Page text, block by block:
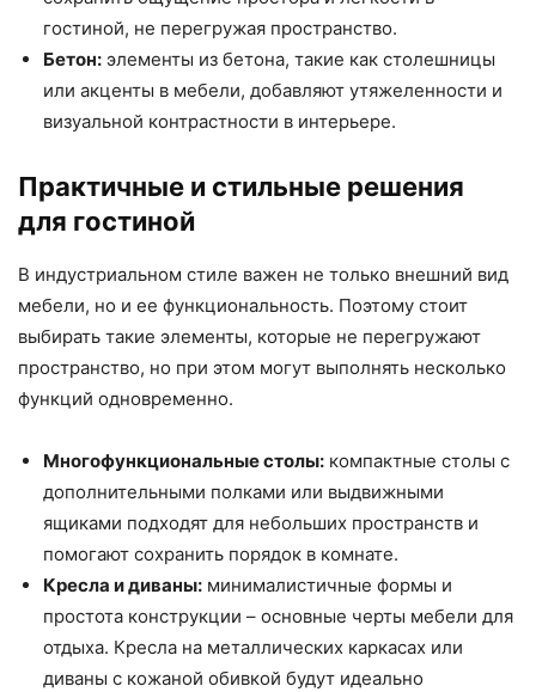
гостиной, не перегружая пространство.
Бетон: элементы из бетона, такие как столешницы
или акценты в мебели, добавляют утяжеленности и
визуальной контрастности в интерьере.
Практичные и стильные решения
для гостиной
В индустриальном стиле важен не только внешний вид
мебели, но и ее функциональность. Поэтому стоит
выбирать такие элементы, которые не перегружают
пространство, но при этом могут выполнять несколько
функций одновременно.
Многофункциональные столы: компактные столы с
дополнительными полками или выдвижными
ящиками подходят для небольших пространств и
помогают сохранить порядок в комнате.
Кресла и диваны: минималистичные формы и
простота конструкции – основные черты мебели для
отдыха. Кресла на металлических каркасах или
диваны с кожаной обивкой будут идеально